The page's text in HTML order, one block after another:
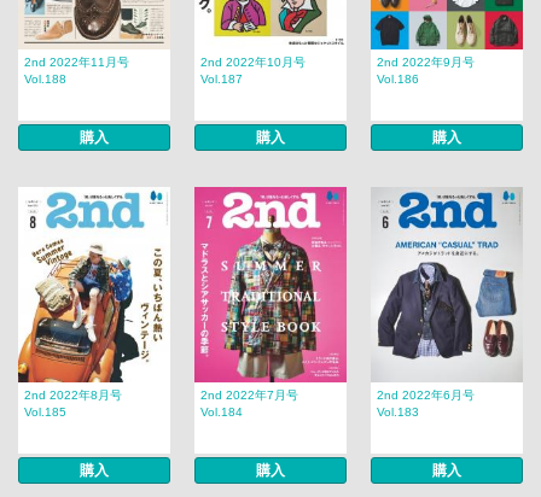
2nd 2022年11月号
Vol.188
購入
2nd 2022年10月号
Vol.187
購入
2nd 2022年9月号
Vol.186
購入
2nd 2022年8月号
Vol.185
購入
2nd 2022年7月号
Vol.184
購入
2nd 2022年6月号
Vol.183
購入